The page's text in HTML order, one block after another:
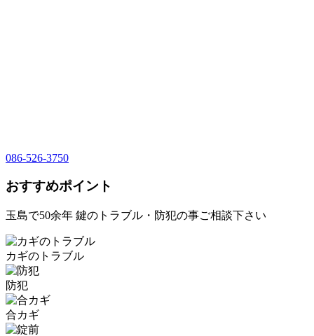
086-526-3750
おすすめポイント
玉島で50余年 鍵のトラブル・防犯の事ご相談下さい
カギのトラブル
防犯
合カギ